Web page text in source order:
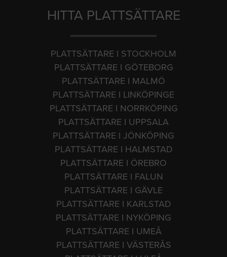
HITTA PLATTSÄTTARE
PLATTSÄTTARE I STOCKHOLM
PLATTSÄTTARE I GÖTEBORG
PLATTSÄTTARE I MALMÖ
PLATTSÄTTARE I LINKÖPINGE
PLATTSÄTTARE I NORRKÖPING
PLATTSÄTTARE I UPPSALA
PLATTSÄTTARE I JÖNKÖPING
PLATTSÄTTARE I HALMSTAD
PLATTSÄTTARE I ÖREBRO
PLATTSÄTTARE I FALUN
PLATTSÄTTARE I GÄVLE
PLATTSÄTTARE I KARLSTAD
PLATTSÄTTARE I NYKÖPING
PLATTSÄTTARE I UMEÅ
PLATTSÄTTARE I VÄSTERÅS